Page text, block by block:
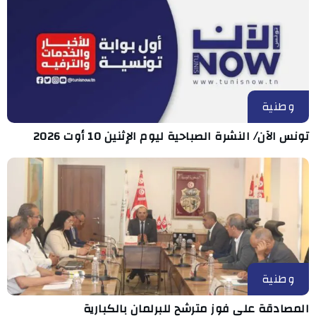
وطنية
تونس الآن/ النشرة الصباحية ليوم الإثنين 10 أوت 2026
وطنية
المصادقة على فوز مترشح للبرلمان بالكبارية